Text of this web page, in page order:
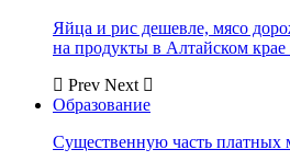
Яйца и рис дешевле, мясо
на продукты в Алтайском
Prev Next
Образование
Существенную часть платных